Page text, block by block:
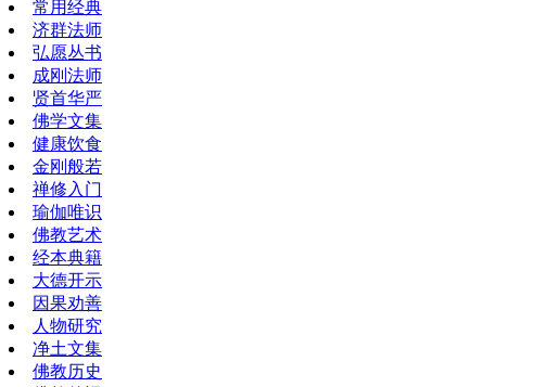
常用经典
济群法师
弘愿丛书
成刚法师
贤首华严
佛学文集
健康饮食
金刚般若
禅修入门
瑜伽唯识
佛教艺术
经本典籍
大德开示
因果劝善
人物研究
净土文集
佛教历史